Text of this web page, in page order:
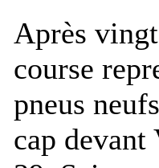
Après
course
pneus
cap devant